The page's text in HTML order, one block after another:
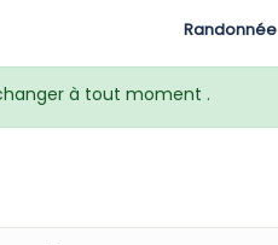
Randonnée
à tout moment .